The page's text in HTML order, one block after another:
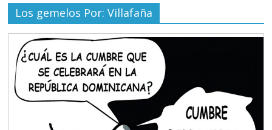
Los gemelos Por: Villafaña